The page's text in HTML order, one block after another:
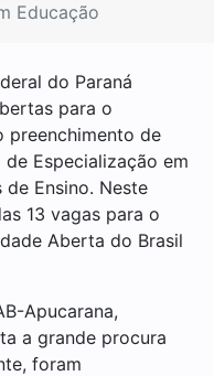
Educação
do Paraná
para o
preenchimento de
Especialização em
Ensino. Neste
13 vagas para o
Aberta do Brasil
Apucarana,
a grande procura
foram